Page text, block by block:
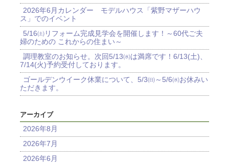
2026年6月カレンダー モデルハウス「紫野マザーハウ
ス」でのイベント
5/16㈯リフォーム完成見学会を開催します！～60代ご夫
婦のための これからの住まい～
調理教室のお知らせ。次回5/13㈬は満席です！6/13(土)、
7/14(火)予約受付しております。
ゴールデンウイーク休業について、5/3㈰～5/6㈬お休みい
ただきます。
アーカイブ
2026年8月
2026年7月
2026年6月